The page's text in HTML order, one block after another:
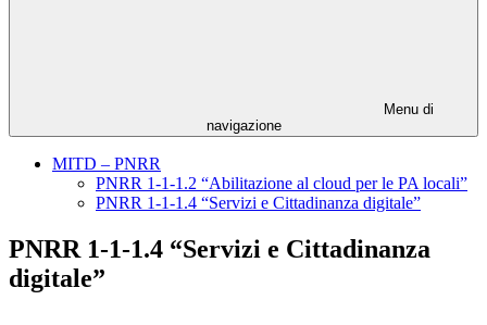
Menu di
navigazione
MITD – PNRR
PNRR 1-1-1.2 “Abilitazione al cloud per le PA locali”
PNRR 1-1-1.4 “Servizi e Cittadinanza digitale”
PNRR 1-1-1.4 “Servizi e Cittadinanza
digitale”